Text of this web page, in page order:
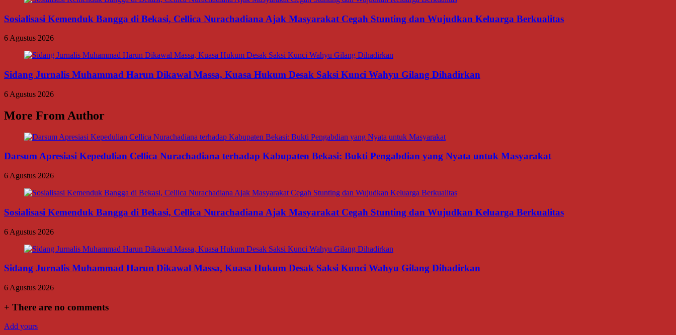
Sosialisasi Kemenduk Bangga di Bekasi, Cellica Nurachadiana Ajak Masyarakat Cegah Stunting dan Wujudkan Keluarga Berkualitas
6 Agustus 2026
Sidang Jurnalis Muhammad Harun Dikawal Massa, Kuasa Hukum Desak Saksi Kunci Wahyu Gilang Dihadirkan
6 Agustus 2026
More From Author
Darsum Apresiasi Kepedulian Cellica Nurachadiana terhadap Kabupaten Bekasi: Bukti Pengabdian yang Nyata untuk Masyarakat
6 Agustus 2026
Sosialisasi Kemenduk Bangga di Bekasi, Cellica Nurachadiana Ajak Masyarakat Cegah Stunting dan Wujudkan Keluarga Berkualitas
6 Agustus 2026
Sidang Jurnalis Muhammad Harun Dikawal Massa, Kuasa Hukum Desak Saksi Kunci Wahyu Gilang Dihadirkan
6 Agustus 2026
+ There are no comments
Add yours